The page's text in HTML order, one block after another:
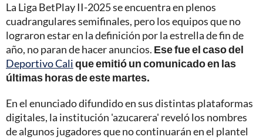
La Liga BetPlay II-2025 se encuentra en plenos
cuadrangulares semifinales, pero los equipos que no
lograron estar en la definición por la estrella de fin de
año, no paran de hacer anuncios. Ese fue el caso del
Deportivo Calique emitió un comunicado en las
últimas horas de este martes.
En el enunciado difundido en sus distintas plataformas
digitales, la institución 'azucarera' reveló los nombres
de algunos jugadores que no continuarán en el plantel